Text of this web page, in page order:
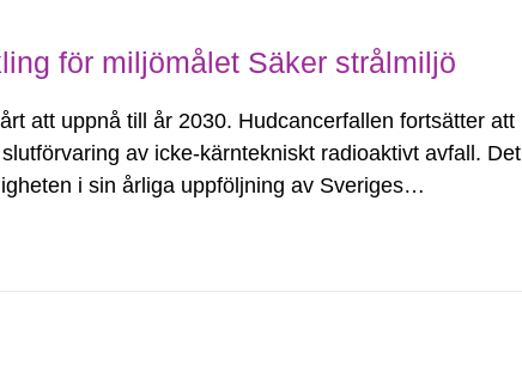
för miljömålet Säker strålmiljö
att uppnå till år 2030. Hudcancerfallen fortsätter att
av icke-kärntekniskt radioaktivt avfall. Det
i sin årliga uppföljning av Sveriges